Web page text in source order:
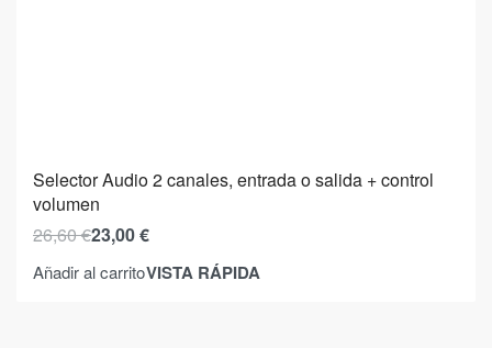
Selector Audio 2 canales, entrada o salida + control
volumen
26,60€23,00€
Añadir al carritoVISTA RÁPIDA